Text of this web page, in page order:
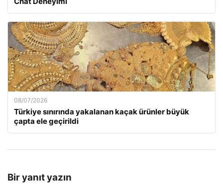
08/07/2026
Türkiye sınırında yakalanan kaçak ürünler büyük
çapta ele geçirildi
Bir yanıt yazın